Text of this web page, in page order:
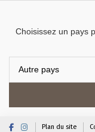
Choisissez un pays
Plan du site